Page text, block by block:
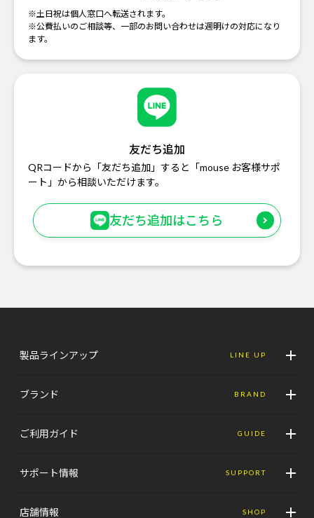
※土日祝は個人窓口へ転送されます。
※公費払いのご相談等、一部のお問い合わせは週明けの対応になり
ます。
友だち追加
QRコードから「友だち追加」すると「mouse お客様サポ
ート」から相談いただけます。
友だち追加はこちら
製品ラインアップ LINE UP
ブランド BRAND
ご利用ガイド GUIDE
サポート情報 SUPPORT
店舗情報 SHOP